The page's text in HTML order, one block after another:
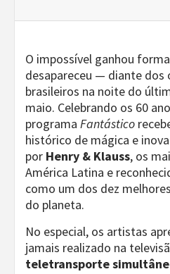
O impossível ganhou
desapareceu — diante dos
brasileiros na noite do
maio. Celebrando os 60
programa Fantástico
histórico de mágica e
por Henry & Klauss, os
América Latina e
como um dos dez
do planeta.
No especial, os artistas
jamais realizado na
teletransporte